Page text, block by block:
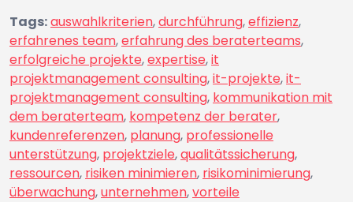
Tags:auswahlkriterien,durchführung,effizienz,
erfahrenes team,erfahrung des beraterteams,
erfolgreiche projekte,expertise,it
projektmanagement consulting,it-projekte,it-
projektmanagement consulting, kommunikation mit
dem beraterteam, kompetenz der berater,
kundenreferenzen, planung, professionelle
unterstützung, projektziele,qualitätssicherung,
ressourcen, risiken minimieren, risikominimierung,
überwachung,unternehmen,vorteile